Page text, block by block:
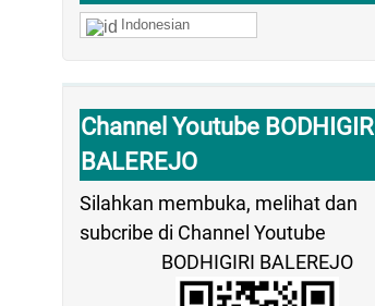
Indonesian
Channel Youtube BODHIGIRI
BALEREJO
Silahkan membuka, melihat dan
subcribe di Channel Youtube
BODHIGIRI BALEREJO